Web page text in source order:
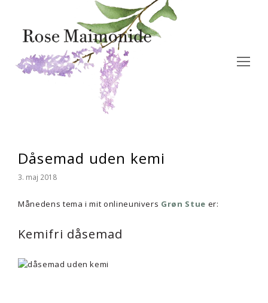
Dåsemad uden kemi
3. maj 2018
Månedens tema i mit onlineunivers Grøn Stue er:
Kemifri dåsemad